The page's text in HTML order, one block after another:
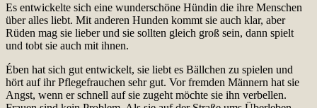
Es entwickelte sich eine wunderschöne Hündin die ihre Menschen
über alles liebt. Mit anderen Hunden kommt sie auch klar, aber
Rüden mag sie lieber und sie sollten gleich groß sein, dann spielt
und tobt sie auch mit ihnen.
Ében hat sich gut entwickelt, sie liebt es Bällchen zu spielen und
hört auf ihr Pflegefrauchen sehr gut. Vor fremden Männern hat sie
Angst, wenn er schnell auf sie zugeht möchte sie ihn verbellen.